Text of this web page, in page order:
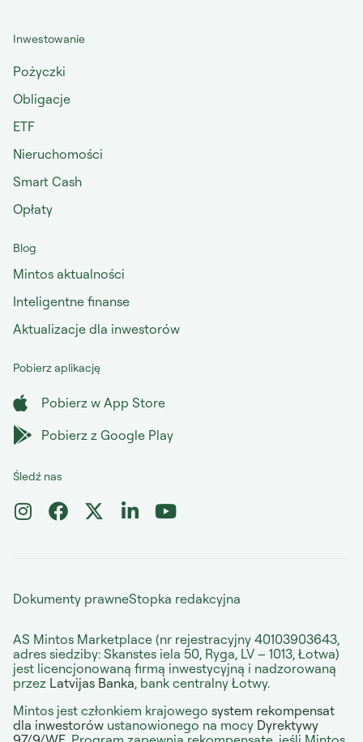
Inwestowanie
Pożyczki
Obligacje
ETF
Nieruchomości
Smart Cash
Opłaty
Blog
Mintos aktualności
Inteligentne finanse
Aktualizacje dla inwestorów
Pobierz aplikację
Pobierz w App Store
Pobierz z Google Play
Śledź nas
Dokumenty prawneStopka redakcyjna
AS Mintos Marketplace (nr rejestracyjny 40103903643,
adres siedziby: Skanstes iela 50, Ryga, LV – 1013, Łotwa)
jest licencjonowaną firmą inwestycyjną i nadzorowaną
przez Latvijas Banka, bank centralny Łotwy.
Mintos jest członkiem krajowego system rekompensat
dla inwestorów ustanowionego na mocy Dyrektywy